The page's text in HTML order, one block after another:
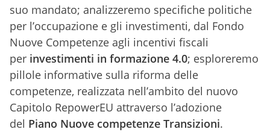
suo mandato; analizzeremo specifiche politiche
per l’occupazione e gli investimenti, dal Fondo
Nuove Competenze agli incentivi fiscali
per investimenti in formazione 4.0; esploreremo
pillole informative sulla riforma delle
competenze, realizzata nell’ambito del nuovo
Capitolo RepowerEU attraverso l’adozione
del Piano Nuove competenze Transizioni.